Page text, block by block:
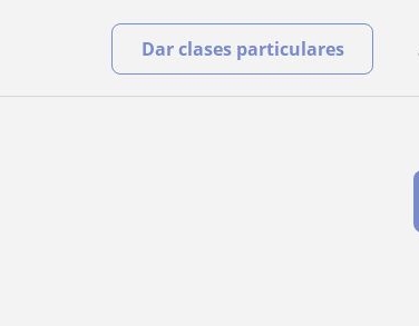
Dar clases particulares